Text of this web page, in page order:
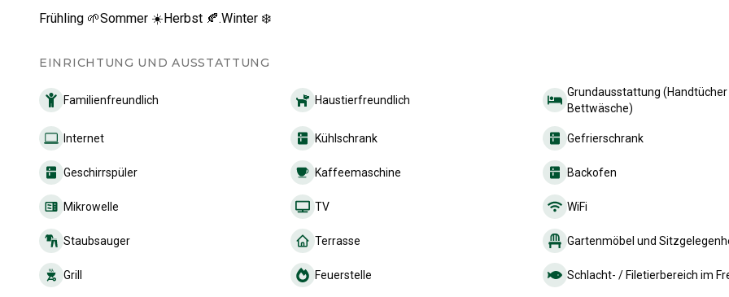
Frühling 🌱Sommer ☀️Herbst 🍂.Winter ❄️
EINRICHTUNG UND AUSSTATTUNG
Familienfreundlich Haustierfreundlich
Grundausstattung
Bettwäsche)
Internet Kühlschrank Gefrierschrank
Geschirrspüler Kaffeemaschine Backofen
Mikrowelle TV WiFi
Staubsauger Terrasse Gartenmöbel und
Grill Feuerstelle Schlacht- / Filetierbereich im